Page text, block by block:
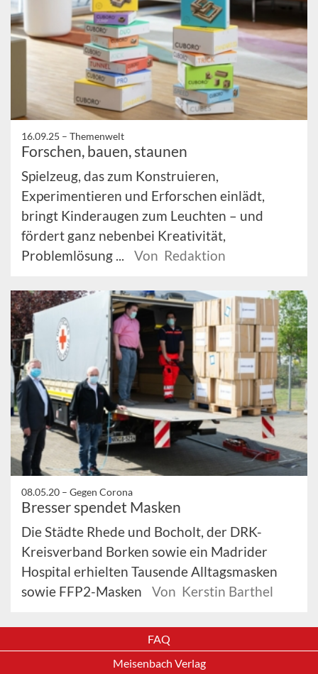
16.09.25 – Themenwelt
Forschen, bauen, staunen
Spielzeug, das zum Konstruieren,
Experimentieren und Erforschen einlädt,
bringt Kinderaugen zum Leuchten – und
fördert ganz nebenbei Kreativität,
Problemlösung ...
Von Redaktion
08.05.20 – Gegen Corona
Bresser spendet Masken
Die Städte Rhede und Bocholt, der DRK-
Kreisverband Borken sowie ein Madrider
Hospital erhielten Tausende Alltagsmasken
sowie FFP2-Masken
Von Kerstin Barthel
FAQ
Meisenbach Verlag